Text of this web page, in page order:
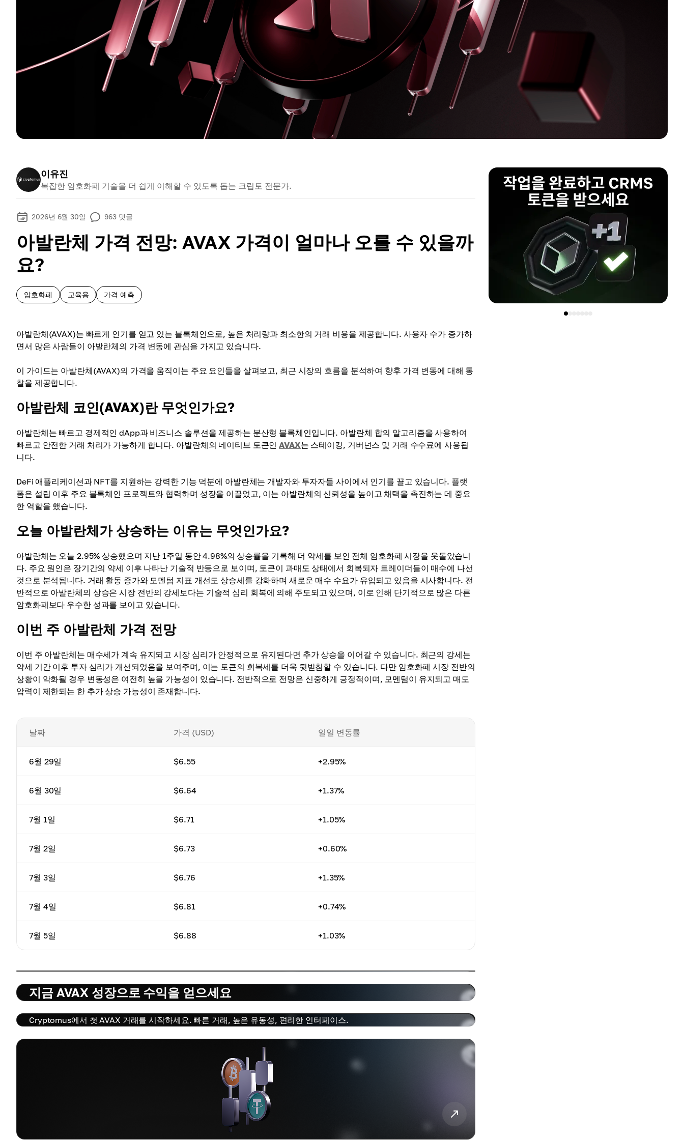
이유진
복잡한 암호화폐 기술을 더 쉽게 이해할 수 있도록 돕는 크립토 전문가.
2026년 6월 30일 963 댓글
아발란체 가격 전망: AVAX 가격이 얼마나 오를 수 있을까
요?
암호화폐 교육용 가격 예측
아발란체(AVAX)는 빠르게 인기를 얻고 있는 블록체인으로, 높은 처리량과 최소한의 거래 비용을 제공합니다. 사용자 수가 증가하
면서 많은 사람들이 아발란체의 가격 변동에 관심을 가지고 있습니다.
이 가이드는 아발란체(AVAX)의 가격을 움직이는 주요 요인들을 살펴보고, 최근 시장의 흐름을 분석하여 향후 가격 변동에 대해 통
찰을 제공합니다.
아발란체 코인(AVAX)란 무엇인가요?
아발란체는 빠르고 경제적인 dApp과 비즈니스 솔루션을 제공하는 분산형 블록체인입니다. 아발란체 합의 알고리즘을 사용하여
빠르고 안전한 거래 처리가 가능하게 합니다. 아발란체의 네이티브 토큰인AVAX는 스테이킹, 거버넌스 및 거래 수수료에 사용됩
니다.
DeFi 애플리케이션과 NFT를 지원하는 강력한 기능 덕분에 아발란체는 개발자와 투자자들 사이에서 인기를 끌고 있습니다. 플랫
폼은 설립 이후 주요 블록체인 프로젝트와 협력하며 성장을 이끌었고, 이는 아발란체의 신뢰성을 높이고 채택을 촉진하는 데 중요
한 역할을 했습니다.
오늘 아발란체가 상승하는 이유는 무엇인가요?
아발란체는 오늘 2.95% 상승했으며 지난 1주일 동안 4.98%의 상승률을 기록해 더 약세를 보인 전체 암호화폐 시장을 웃돌았습니
다. 주요 원인은 장기간의 약세 이후 나타난 기술적 반등으로 보이며, 토큰이 과매도 상태에서 회복되자 트레이더들이 매수에 나선
것으로 분석됩니다. 거래 활동 증가와 모멘텀 지표 개선도 상승세를 강화하며 새로운 매수 수요가 유입되고 있음을 시사합니다. 전
반적으로 아발란체의 상승은 시장 전반의 강세보다는 기술적 심리 회복에 의해 주도되고 있으며, 이로 인해 단기적으로 많은 다른
암호화폐보다 우수한 성과를 보이고 있습니다.
이번 주 아발란체 가격 전망
이번 주 아발란체는 매수세가 계속 유지되고 시장 심리가 안정적으로 유지된다면 추가 상승을 이어갈 수 있습니다. 최근의 강세는
약세 기간 이후 투자 심리가 개선되었음을 보여주며, 이는 토큰의 회복세를 더욱 뒷받침할 수 있습니다. 다만 암호화폐 시장 전반의
상황이 악화될 경우 변동성은 여전히 높을 가능성이 있습니다. 전반적으로 전망은 신중하게 긍정적이며, 모멘텀이 유지되고 매도
압력이 제한되는 한 추가 상승 가능성이 존재합니다.
날짜 가격 (USD) 일일 변동률
6월 29일 $6.55 +2.95%
6월 30일 $6.64 +1.37%
7월 1일 $6.71 +1.05%
7월 2일 $6.73 +0.60%
7월 3일 $6.76 +1.35%
7월 4일 $6.81 +0.74%
7월 5일 $6.88 +1.03%
지금 AVAX 성장으로 수익을 얻으세요
Cryptomus에서 첫 AVAX 거래를 시작하세요. 빠른 거래, 높은 유동성, 편리한 인터페이스.